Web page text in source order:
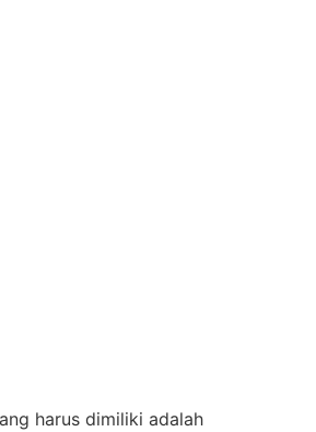
harus dimiliki adalah